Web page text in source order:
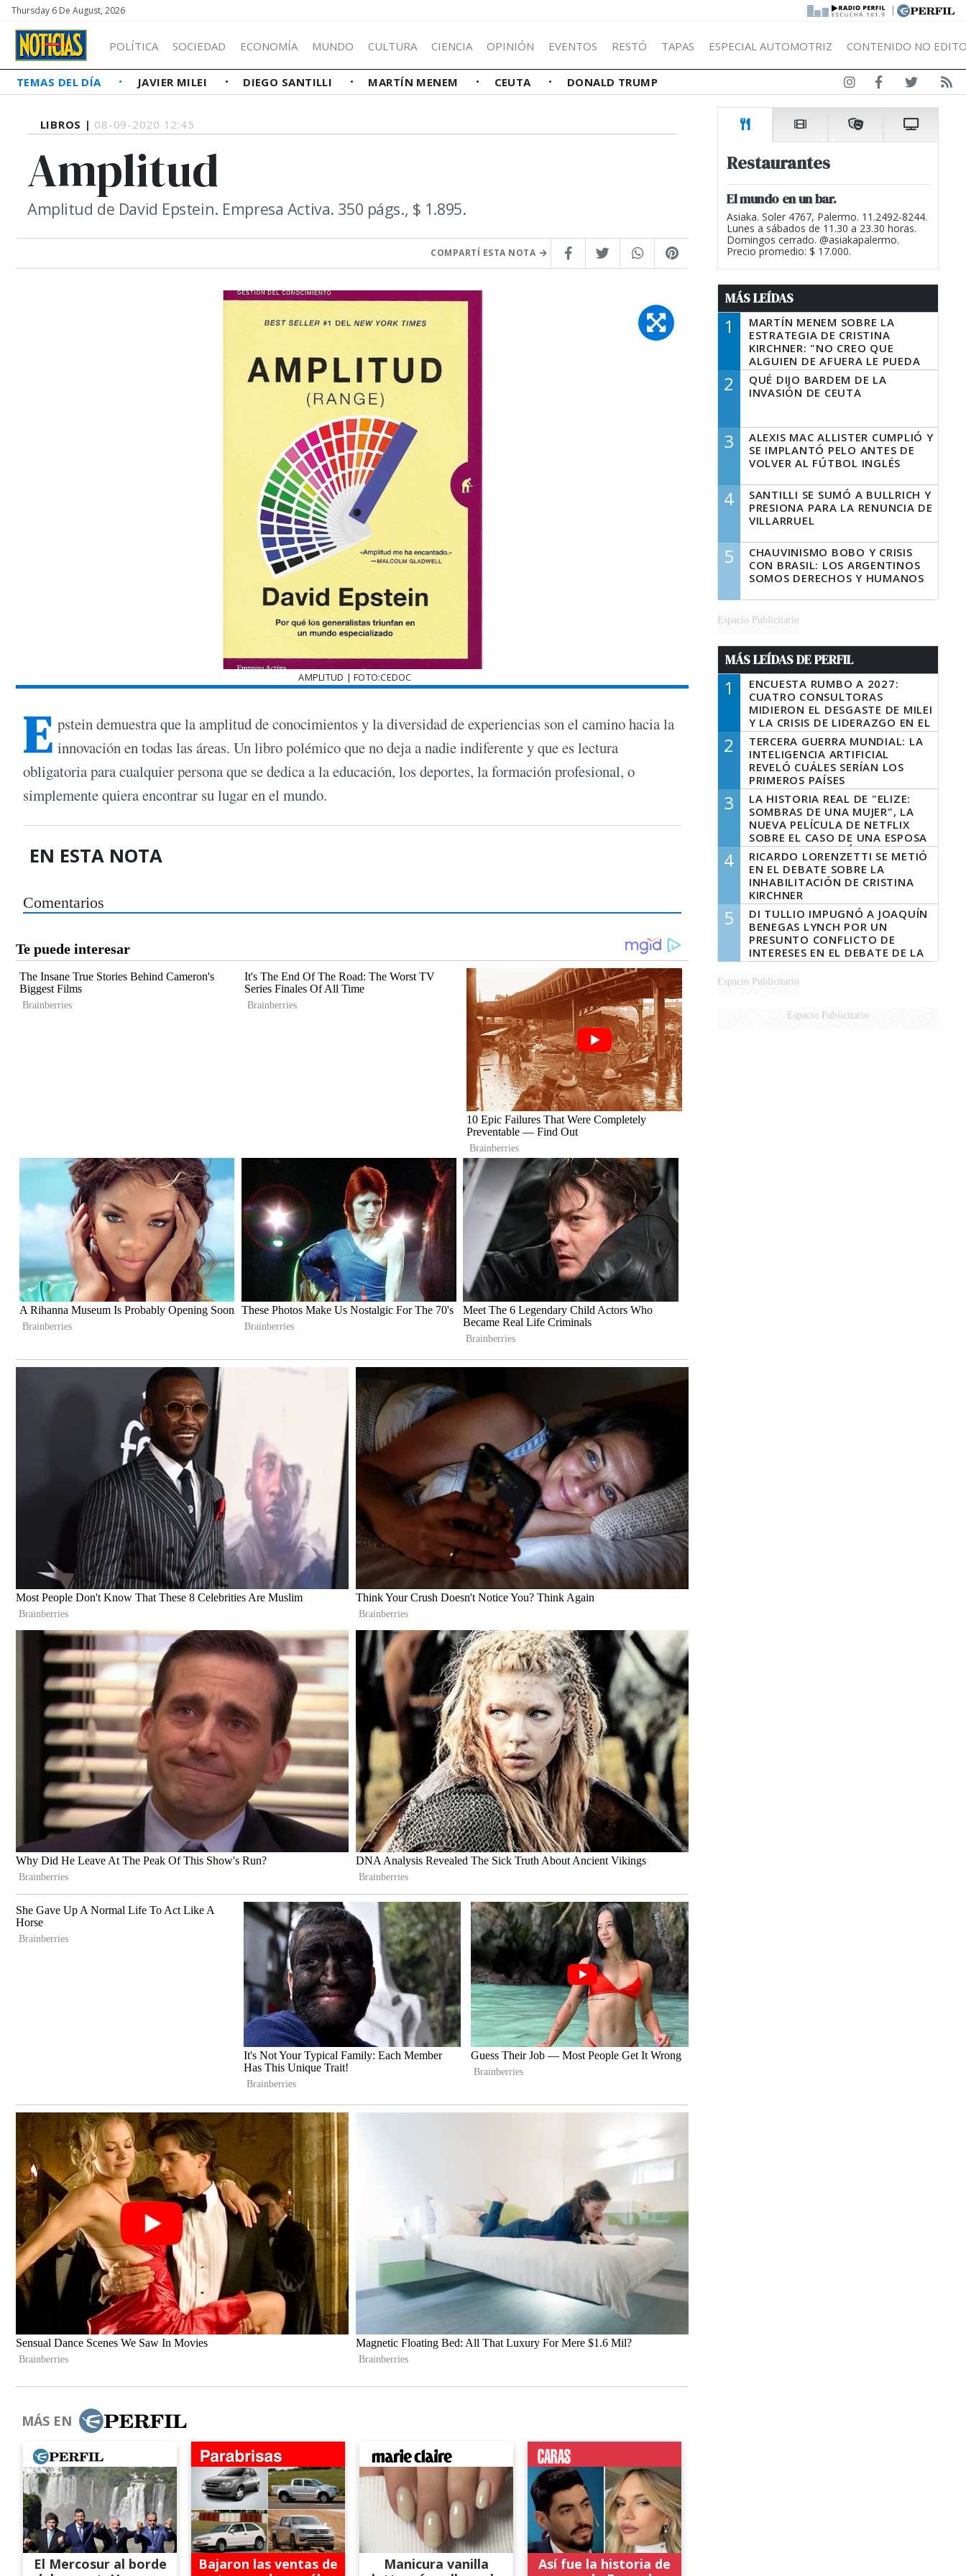
Thursday 6 De August, 2026 |
POLÍTICA SOCIEDAD ECONOMÍA MUNDO CULTURA CIENCIA OPINIÓN EVENTOS RESTÓ TAPAS ESPECIAL AUTOMOTRIZ CONTENIDO NO
TEMAS DEL DÍA JAVIER MILEI DIEGO SANTILLI MARTÍN MENEM CEUTA DONALD TRUMP
LIBROS | 08-09-2020 12:45
Amplitud
Amplitud de David Epstein. Empresa Activa. 350 págs., $ 1.895.
COMPARTÍ ESTA NOTA
AMPLITUD | FOTO:CEDOC
E pstein demuestra que la amplitud de conocimientos y la diversidad de experiencias son el camino hacia la
innovación en todas las áreas. Un libro polémico que no deja a nadie indiferente y que es lectura
obligatoria para cualquier persona que se dedica a la educación, los deportes, la formación profesional, o
simplemente quiera encontrar su lugar en el mundo.
EN ESTA NOTA
Comentarios
MÁS EN
El Mercosur al borde
Bajaron las ventas de
Manicura vanilla
Así fue la historia de
Restaurantes
El mundo en un bar.
Asiaka. Soler 4767, Palermo. 11.2492-8244.
Lunes a sábados de 11.30 a 23.30 horas.
Domingos cerrado. @asiakapalermo.
Precio promedio: $ 17.000.
MÁS LEÍDAS
1
MARTÍN MENEM SOBRE LA
ESTRATEGIA DE CRISTINA
KIRCHNER: "NO CREO QUE
ALGUIEN DE AFUERA LE PUEDA
DECIR A LA JUSTICIA LO QUE
TIENE QUE HACER"
2
QUÉ DIJO BARDEM DE LA
INVASIÓN DE CEUTA
3
ALEXIS MAC ALLISTER CUMPLIÓ Y
SE IMPLANTÓ PELO ANTES DE
VOLVER AL FÚTBOL INGLÉS
4
SANTILLI SE SUMÓ A BULLRICH Y
PRESIONA PARA LA RENUNCIA DE
VILLARRUEL
5
CHAUVINISMO BOBO Y CRISIS
CON BRASIL: LOS ARGENTINOS
SOMOS DERECHOS Y HUMANOS
Espacio Publicitario
MÁS LEÍDAS DE PERFIL
1
ENCUESTA RUMBO A 2027:
CUATRO CONSULTORAS
MIDIERON EL DESGASTE DE MILEI
Y LA CRISIS DE LIDERAZGO EN EL
PERONISMO
2
TERCERA GUERRA MUNDIAL: LA
INTELIGENCIA ARTIFICIAL
REVELÓ CUÁLES SERÍAN LOS
PRIMEROS PAÍSES
LATINOAMERICANOS EN SER
DERROTADOS
3
LA HISTORIA REAL DE "ELIZE:
SOMBRAS DE UNA MUJER", LA
NUEVA PELÍCULA DE NETFLIX
SOBRE EL CASO DE UNA ESPOSA
QUE DESCUARTIZÓ A SU
MARIDO
4
RICARDO LORENZETTI SE METIÓ
EN EL DEBATE SOBRE LA
INHABILITACIÓN DE CRISTINA
KIRCHNER
5
DI TULLIO IMPUGNÓ A JOAQUÍN
BENEGAS LYNCH POR UN
PRESUNTO CONFLICTO DE
INTERESES EN EL DEBATE DE LA
LEY DE TIERRAS
Espacio Publicitario
Espacio Publicitario